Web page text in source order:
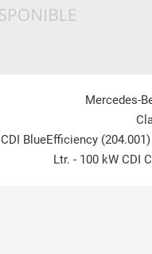
Mercedes-
BlueEfficiency (204.001)
Ltr. - 100 kW CDI